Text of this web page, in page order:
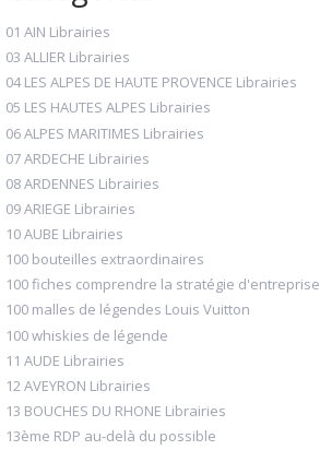
01 AIN Librairies
03 ALLIER Librairies
04 LES ALPES DE HAUTE PROVENCE Librairies
05 LES HAUTES ALPES Librairies
06 ALPES MARITIMES Librairies
07 ARDECHE Librairies
08 ARDENNES Librairies
09 ARIEGE Librairies
10 AUBE Librairies
100 bouteilles extraordinaires
100 fiches comprendre la stratégie d'entreprise
100 malles de légendes Louis Vuitton
100 whiskies de légende
11 AUDE Librairies
12 AVEYRON Librairies
13 BOUCHES DU RHONE Librairies
13ème RDP au-delà du possible